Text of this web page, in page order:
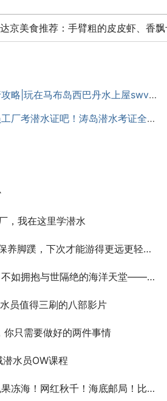
马布岛西巴丹水上屋swv，高性价比豪华水上屋！
证吧！涛岛潜水考证全攻略！考潜水证性价比最高！
，我在这里学潜水
脚蹼，下次才能游得更远更轻松！
拥抱与世隔绝的海洋天堂——兰卡央
员值得三刷的八部影片
你只需要做好的两件事情
水员OW课程
网红秋千！海底邮局！比巴厘岛更浪漫！